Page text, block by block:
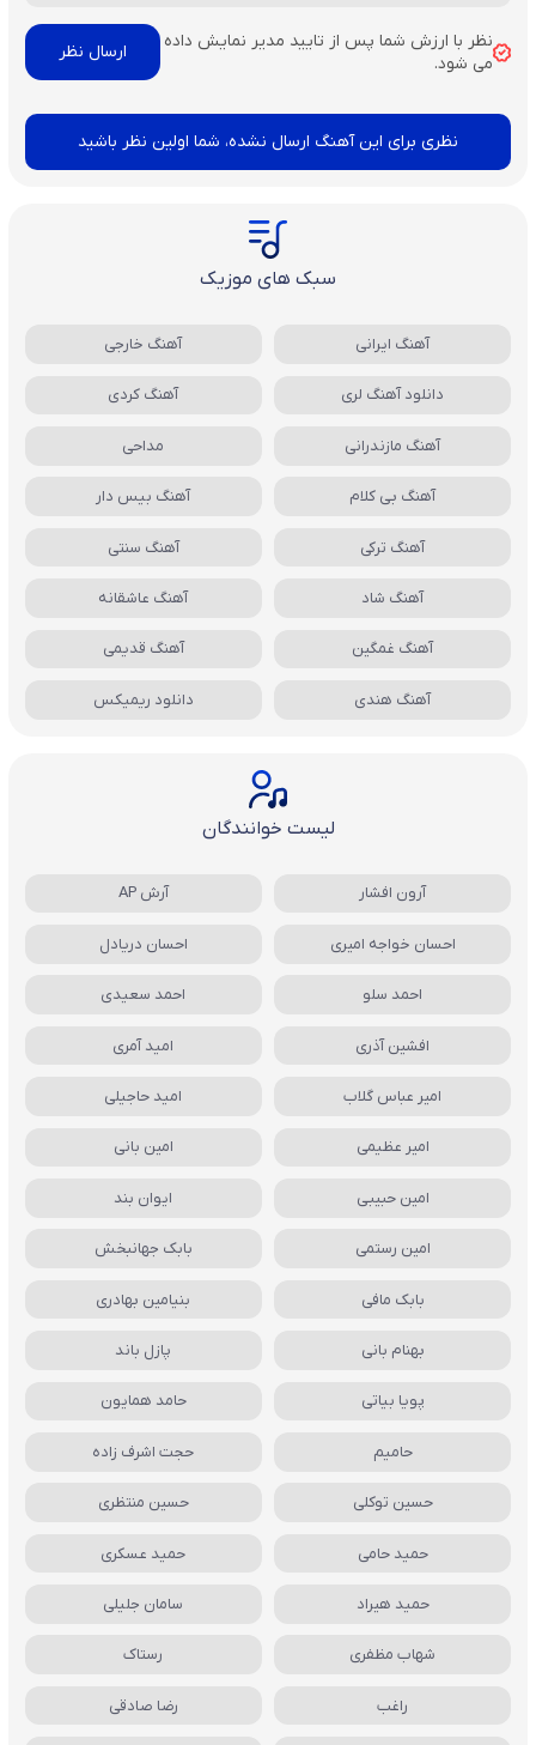
نظر با ارزش شما پس از تایید مدیر نمایش داده
می شود.
نظری برای این آهنگ ارسال نشده، شما اولین نظر باشید
سبک های موزیک
آهنگ ایرانی آهنگ خارجی
دانلود آهنگ لری آهنگ کردی
آهنگ مازندرانی مداحی
آهنگ بی کلام آهنگ بیس دار
آهنگ ترکی آهنگ سنتی
آهنگ شاد آهنگ عاشقانه
آهنگ غمگین آهنگ قدیمی
آهنگ هندی دانلود ریمیکس
لیست خوانندگان
آرون افشار آرش AP
احسان خواجه امیری احسان دریادل
احمد سلو احمد سعیدی
افشین آذری امید آمری
امیر عباس گلاب امید حاجیلی
امیر عظیمی امین بانی
امین حبیبی ایوان بند
امین رستمی بابک جهانبخش
بابک مافی بنیامین بهادری
بهنام بانی پازل باند
پویا بیاتی حامد همایون
حامیم حجت اشرف زاده
حسین توکلی حسین منتظری
حمید حامی حمید عسکری
حمید هیراد سامان جلیلی
شهاب مظفری رستاک
راغب رضا صادقی